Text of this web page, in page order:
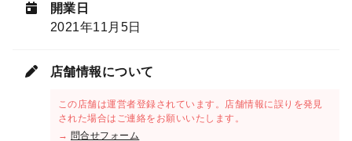
開業日
2021年11月5日
店舗情報について
この店舗は運営者登録されています。店舗情報に誤りを発見
された場合はご連絡をお願いいたします。
→ 問合せフォーム